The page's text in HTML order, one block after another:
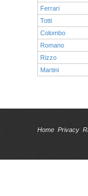
Ferrari
Totti
Colombo
Romano
Rizzo
Martini
Home Privacy